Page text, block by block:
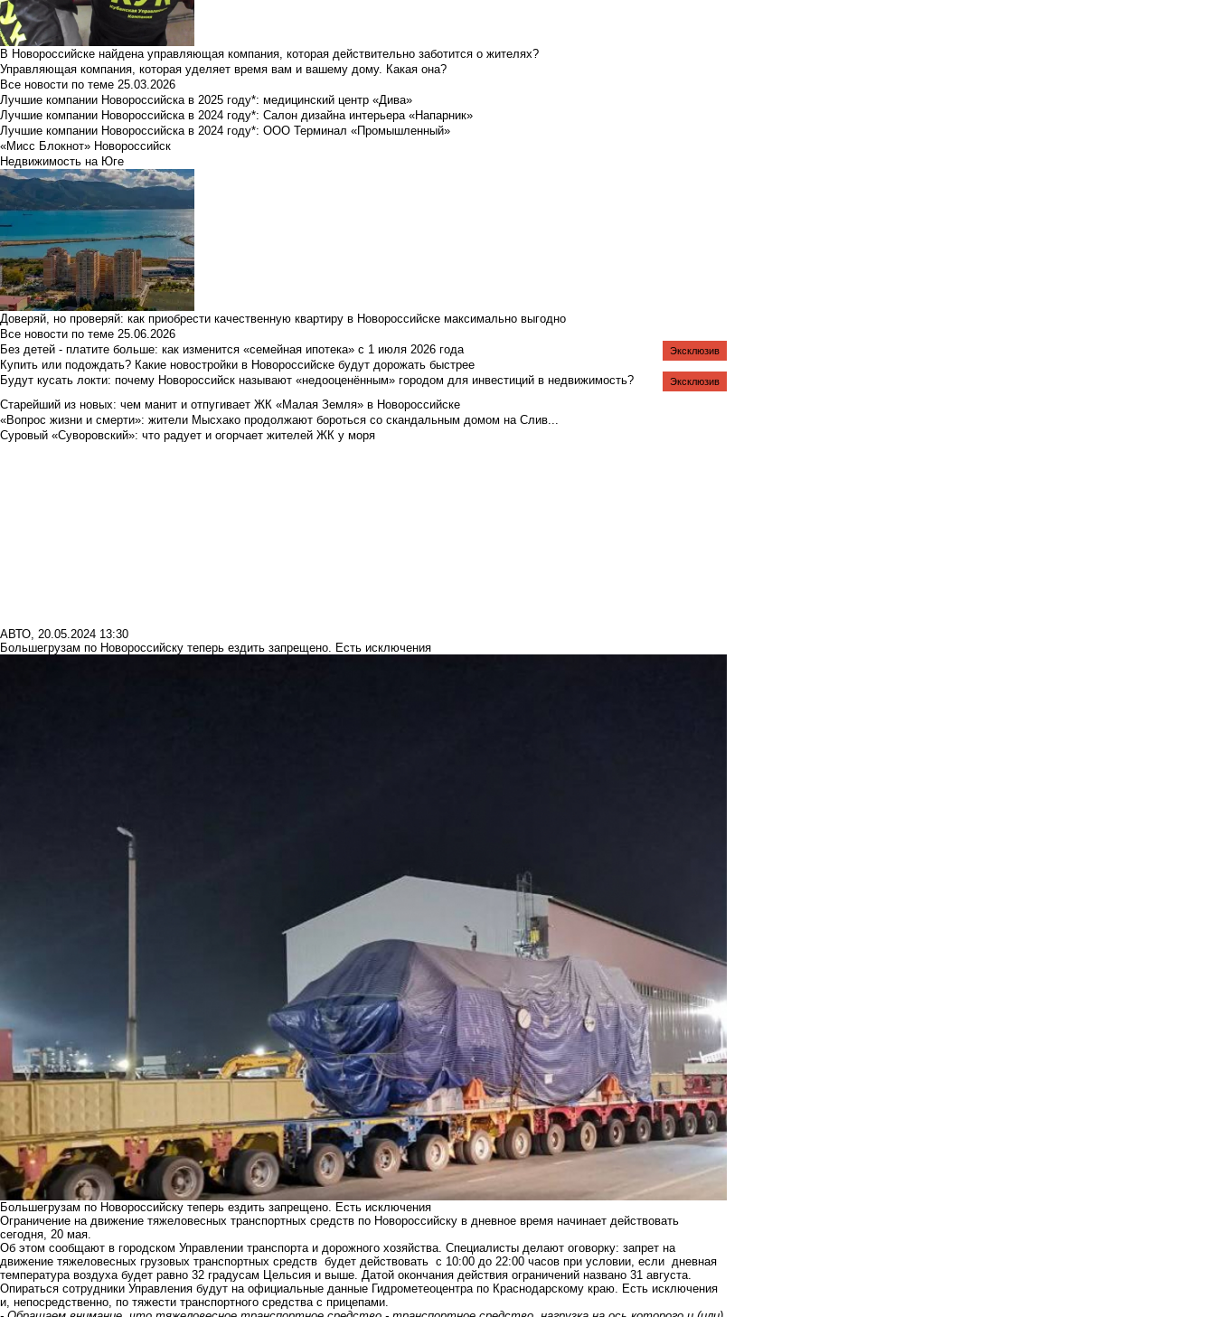
В Новороссийске найдена управляющая компания, которая действительно заботится о жителях?
Управляющая компания, которая уделяет время вам и вашему дому. Какая она?
Все новости по теме 25.03.2026
Лучшие компании Новороссийска в 2025 году*: медицинский центр «Дива»
Лучшие компании Новороссийска в 2024 году*: Салон дизайна интерьера «Напарник»
Лучшие компании Новороссийска в 2024 году*: ООО Терминал «Промышленный»
«Мисс Блокнот» Новороссийск
Недвижимость на Юге
Доверяй, но проверяй: как приобрести качественную квартиру в Новороссийске максимально выгодно
Все новости по теме 25.06.2026
Без детей - платите больше: как изменится «семейная ипотека» с 1 июля 2026 года
Купить или подождать? Какие новостройки в Новороссийске будут дорожать быстрее
Будут кусать локти: почему Новороссийск называют «недооценённым» городом для инвестиций в недвижимость?
Старейший из новых: чем манит и отпугивает ЖК «Малая Земля» в Новороссийске
Эксклюзив
«Вопрос жизни и смерти»: жители Мысхако продолжают бороться со скандальным домом на Слив...
Суровый «Суворовский»: что радует и огорчает жителей ЖК у моря
Эксклюзив
АВТО, 20.05.2024 13:30
Большегрузам по Новороссийску теперь ездить запрещено. Есть исключения
Большегрузам по Новороссийску теперь ездить запрещено. Есть исключения
Ограничение на движение тяжеловесных транспортных средств по Новороссийску в дневное время начинает действовать
сегодня, 20 мая.
Об этом сообщают в городском Управлении транспорта и дорожного хозяйства. Специалисты делают оговорку: запрет на
движение тяжеловесных грузовых транспортных средств будет действовать с 10:00 до 22:00 часов при условии, если дневная
температура воздуха будет равно 32 градусам Цельсия и выше. Датой окончания действия ограничений названо 31 августа.
Опираться сотрудники Управления будут на официальные данные Гидрометеоцентра по Краснодарскому краю. Есть исключения
и, непосредственно, по тяжести транспортного средства с прицепами.